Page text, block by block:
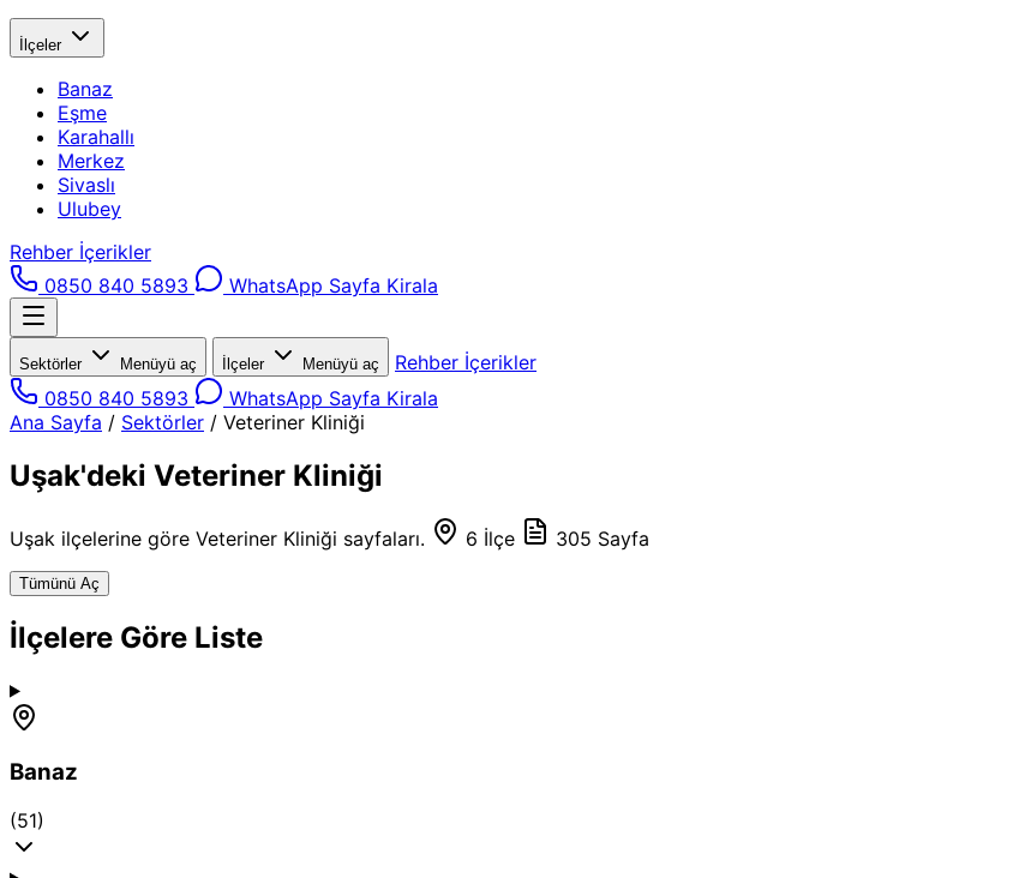
İlçeler
Banaz
Eşme
Karahallı
Merkez
Sivaslı
Ulubey
Rehber İçerikler
0850 840 5893
WhatsApp Sayfa Kirala
Sektörler Menüyü aç İlçeler Menüyü aç
Rehber İçerikler
0850 840 5893
WhatsApp Sayfa Kirala
Ana Sayfa / Sektörler / Veteriner Kliniği
Uşak'deki Veteriner Kliniği
Uşak ilçelerine göre Veteriner Kliniği sayfaları. 6 İlçe 305 Sayfa
Tümünü Aç
İlçelere Göre Liste
Banaz
(51)